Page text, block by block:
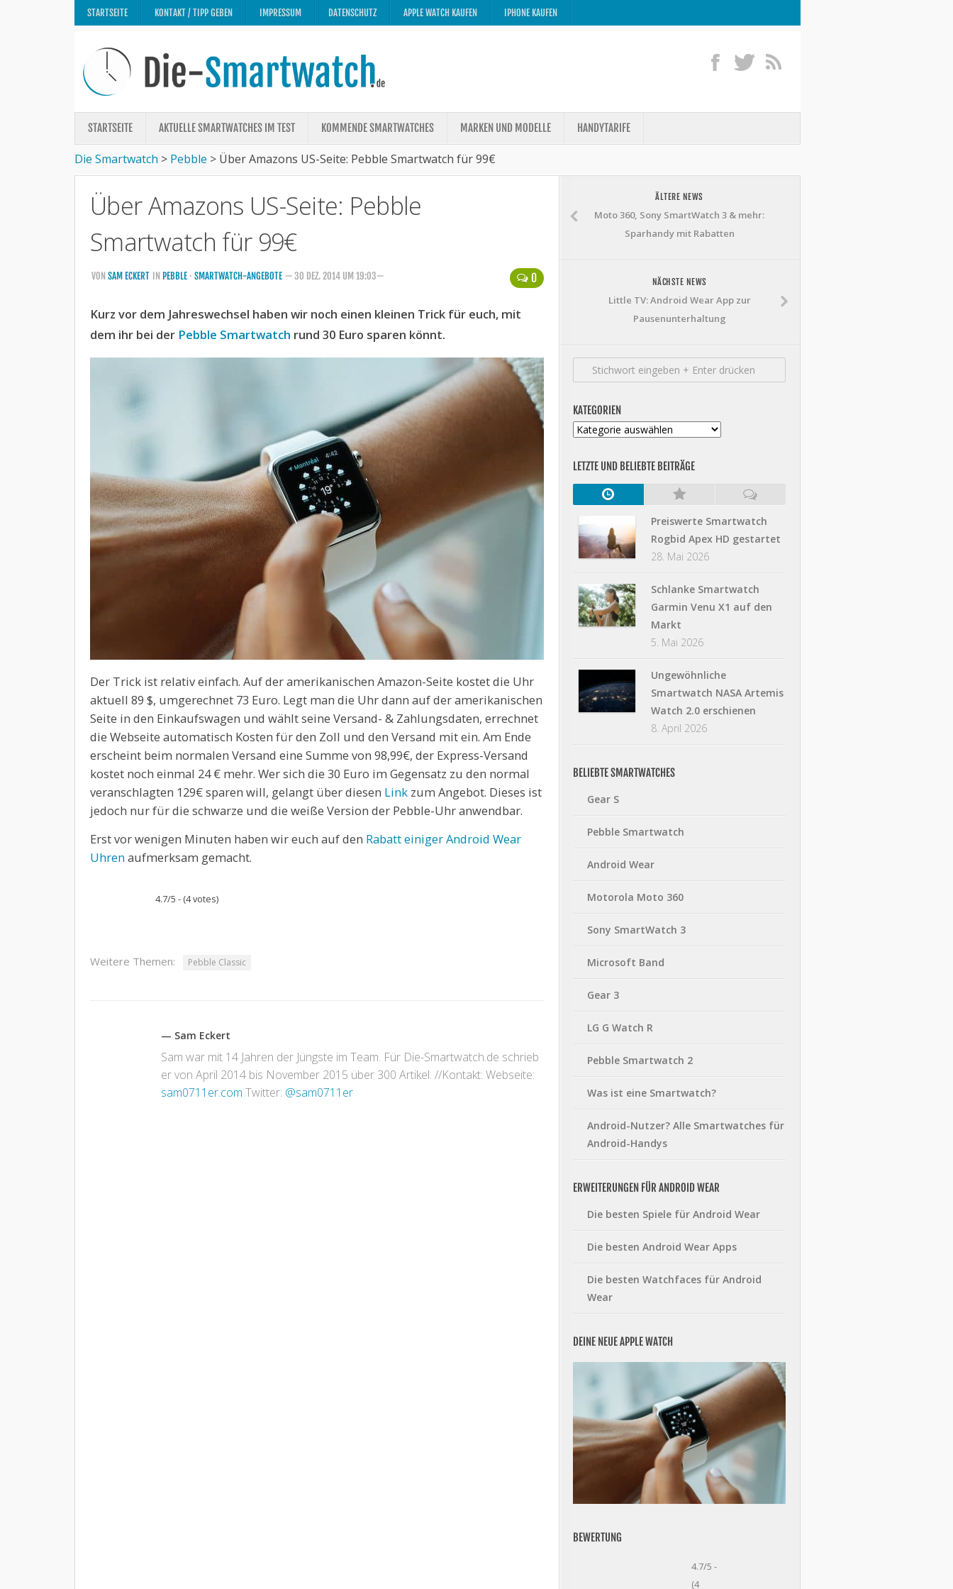
STARTSEITE KONTAKT / TIPP GEBEN IMPRESSUM DATENSCHUTZ APPLE WATCH KAUFEN IPHONE KAUFEN
STARTSEITE AKTUELLE SMARTWATCHES IM TEST KOMMENDE SMARTWATCHES MARKEN UND MODELLE HANDYTARIFE
Die Smartwatch > Pebble > Über Amazons US-Seite: Pebble Smartwatch für 99€
Über Amazons US-Seite: Pebble
Smartwatch für 99€
0
VON SAM ECKERT IN PEBBLE · SMARTWATCH-ANGEBOTE — 30 DEZ. 2014 UM 19:03—
Kurz vor dem Jahreswechsel haben wir noch einen kleinen Trick für euch, mit
dem ihr bei der Pebble Smartwatch rund 30 Euro sparen könnt.
Der Trick ist relativ einfach. Auf der amerikanischen Amazon-Seite kostet die Uhr
aktuell 89 $, umgerechnet 73 Euro. Legt man die Uhr dann auf der amerikanischen
Seite in den Einkaufswagen und wählt seine Versand- & Zahlungsdaten, errechnet
die Webseite automatisch Kosten für den Zoll und den Versand mit ein. Am Ende
erscheint beim normalen Versand eine Summe von 98,99€, der Express-Versand
kostet noch einmal 24 € mehr. Wer sich die 30 Euro im Gegensatz zu den normal
veranschlagten 129€ sparen will, gelangt über diesen Link zum Angebot. Dieses ist
jedoch nur für die schwarze und die weiße Version der Pebble-Uhr anwendbar.
Erst vor wenigen Minuten haben wir euch auf den Rabatt einiger Android Wear
Uhrenaufmerksam gemacht.
4.7/5 - (4 votes)
Weitere Themen: Pebble Classic
— Sam Eckert
Sam war mit 14 Jahren der Jüngste im Team. Für Die-Smartwatch.de schrieb
er von April 2014 bis November 2015 über 300 Artikel. //Kontakt: Webseite:
sam0711er.com Twitter: @sam0711er
ÄLTERE NEWS
Moto 360, Sony SmartWatch 3 & mehr:
Sparhandy mit Rabatten
NÄCHSTE NEWS
Little TV: Android Wear App zur
Pausenunterhaltung
KATEGORIEN
Kategorien
LETZTE UND BELIEBTE BEITRÄGE
Preiswerte Smartwatch
Rogbid Apex HD gestartet
28. Mai 2026
Schlanke Smartwatch
Garmin Venu X1 auf den
Markt
5. Mai 2026
Ungewöhnliche
Smartwatch NASA Artemis
Watch 2.0 erschienen
8. April 2026
BELIEBTE SMARTWATCHES
Gear S
Pebble Smartwatch
Android Wear
Motorola Moto 360
Sony SmartWatch 3
Microsoft Band
Gear 3
LG G Watch R
Pebble Smartwatch 2
Was ist eine Smartwatch?
Android-Nutzer? Alle Smartwatches für
Android-Handys
ERWEITERUNGEN FÜR ANDROID WEAR
Die besten Spiele für Android Wear
Die besten Android Wear Apps
Die besten Watchfaces für Android
Wear
DEINE NEUE APPLE WATCH
BEWERTUNG
4.7/5 -
(4